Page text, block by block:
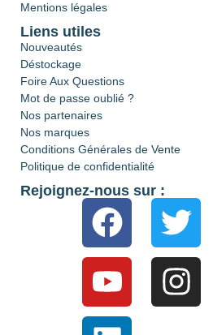
Mentions légales
Liens utiles
Nouveautés
Déstockage
Foire Aux Questions
Mot de passe oublié ?
Nos partenaires
Nos marques
Conditions Générales de Vente
Politique de confidentialité
Rejoignez-nous sur :